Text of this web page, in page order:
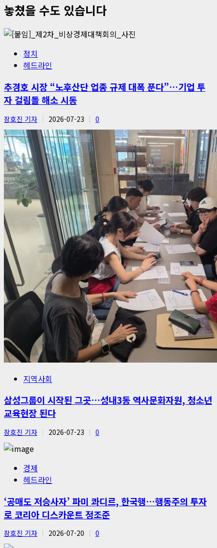
놓쳤을 수도 있습니다
정치
헤드라인
추경호 시장 “노후산단 업종 규제 대폭 푼다”…기업 투
자 걸림돌 해소 시동
장호진 기자 2026-07-23 0
지역사회
삼성그룹이 시작된 그곳…성내3동 역사문화자원, 청소년
교육현장 된다
장호진 기자 2026-07-23 0
경제
헤드라인
‘공매도 저승사자’ 파미 콰디르, 한국행…행동주의 투자
로 코리아 디스카운트 정조준
장호진 기자 2026-07-20 0